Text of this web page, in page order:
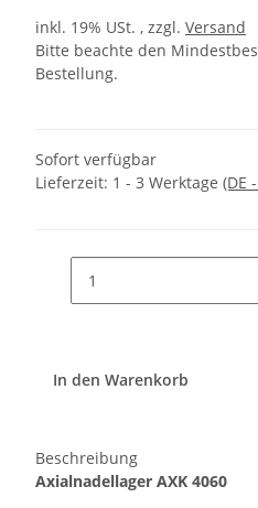
inkl. 19% USt. , zzgl. Versand
Bitte beachte den
Bestellung.
Sofort verfügbar
Lieferzeit: 1 - 3 Werktage (DE
In den Warenkorb
Beschreibung
Axialnadellager AXK 4060